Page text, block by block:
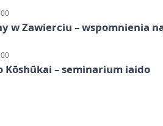
w Zawierciu – wspomnienia
Kōshūkai – seminarium iaido